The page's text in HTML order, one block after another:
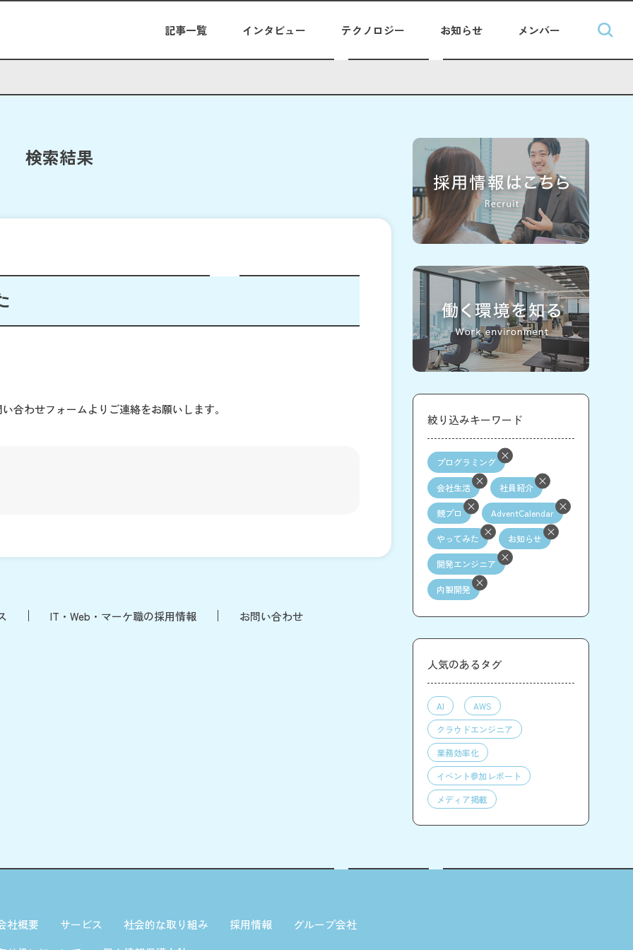
記事一覧 インタビュー テクノロジー お知らせ メンバー
検索結果
合わせフォームよりご連絡をお願いします。
IT・Web・マーケ職の採用情報 お問い合わせ
絞り込みキーワード
プログラミング
会社生活 社員紹介
競プロ AdventCalendar
やってみた お知らせ
開発エンジニア
内製開発
人気のあるタグ
AI
AWS
クラウドエンジニア
業務効率化
イベント参加レポート
メディア掲載
社概要 サービス 社会的な取り組み 採用情報
グループ会社